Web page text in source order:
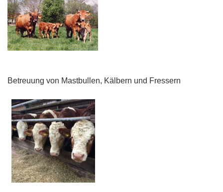
Betreuung von Mastbullen, Kälbern und Fressern